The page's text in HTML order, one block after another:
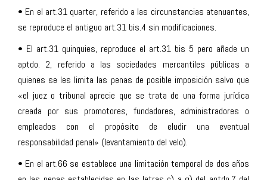
• En el art.31 quarter, referido a las circunstancias atenuantes,
se reproduce el antiguo art.31 bis.4 sin modificaciones.
• El art.31 quinquies, reproduce el art.31 bis 5 pero añade un
aptdo. 2, referido a las sociedades mercantiles públicas a
quienes se les limita las penas de posible imposición salvo que
«el juez o tribunal aprecie que se trata de una forma jurídica
creada por sus promotores, fundadores, administradores o
empleados con el propósito de eludir una eventual
responsabilidad penal» (levantamiento del velo).
• En el art.66 se establece una limitación temporal de dos años